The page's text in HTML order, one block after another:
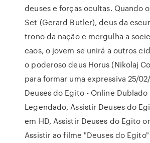
deuses e forças ocultas. Quando
Set (Gerard Butler), deus da
trono da nação e mergulha a
caos, o jovem se unirá a outros
o poderoso deus Horus (Nikolaj
para formar uma expressiva 25/
Deuses do Egito - Online Dublado
Legendado, Assistir Deuses do
em HD, Assistir Deuses do Egito
Assistir ao filme "Deuses do